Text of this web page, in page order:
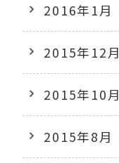
2016年1月
2015年12月
2015年10月
2015年8月